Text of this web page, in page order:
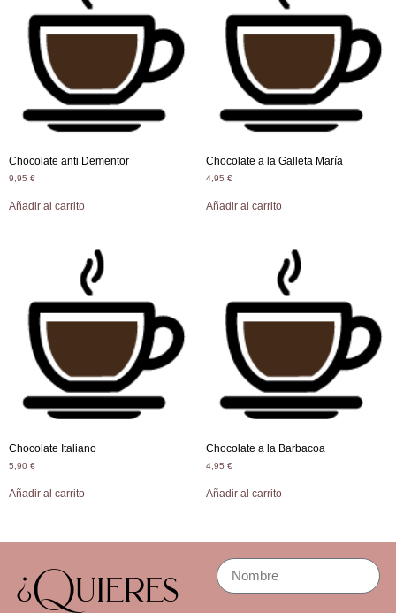
Chocolate anti Dementor
9,95 €
Añadir al carrito
Chocolate a la Galleta María
4,95 €
Añadir al carrito
Chocolate Italiano
5,90 €
Añadir al carrito
Chocolate a la Barbacoa
4,95 €
Añadir al carrito
¿Quieres